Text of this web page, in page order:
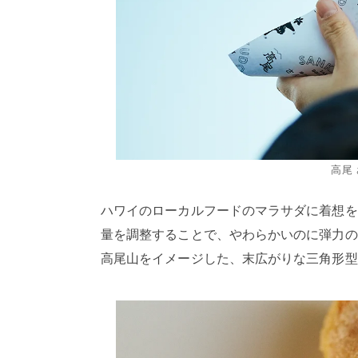
高尾
ハワイのローカルフードのマラサダに着想
量を調整することで、やわらかいのに弾力
高尾山をイメージした、末広がりな三角形